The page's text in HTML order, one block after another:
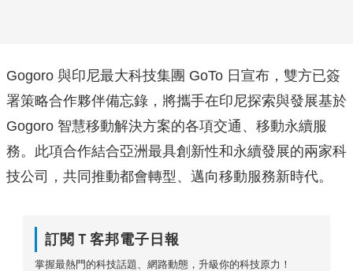
Gogoro 與印尼最大科技集團 GoTo 日宣布，雙方已簽
署策略合作夥伴備忘錄，將攜手在印尼探索與發展基於
Gogoro 智慧移動解決方案的各項交通、移動永續服
務。此項合作結合亞洲最具創新性和永續發展的兩家科
技公司，共同推動都會轉型、邁向移動服務新時代。
訂閱Ｔ客邦電子日報
掌握最熱門的科技話題、網路動態，升級你的科技原力！